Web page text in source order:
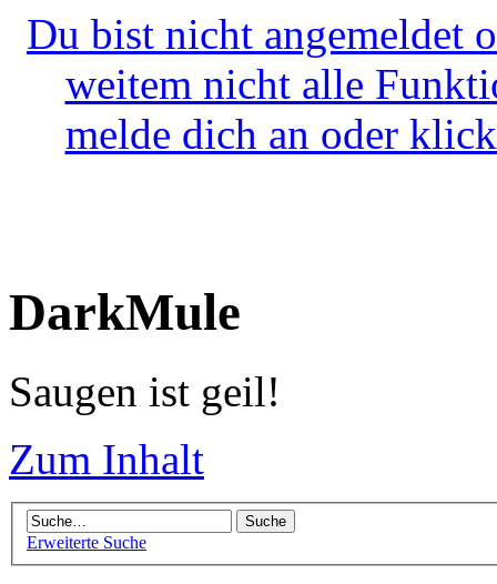
Du bist nicht angemeldet
weitem nicht alle
melde dich an oder
DarkMule
Saugen ist geil!
Zum Inhalt
Erweiterte Suche